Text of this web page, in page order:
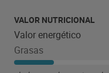
Almond White x6+2
Mini de 3 variedades
(cremoso helado de
cobertura crujiente de
Mini Almendrado
VALOR NUTRICIONAL
Valor energético
Grasas